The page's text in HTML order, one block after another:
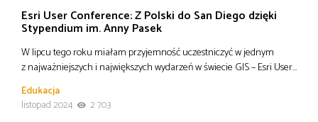
Esri User Conference: Z Polski do San Diego dzięki
Stypendium im. Anny Pasek
W lipcu tego roku miałam przyjemność uczestniczyć w jednym
z najważniejszych i największych wydarzeń w świecie GIS – Esri User…
Edukacja
listopad 2024
2 703